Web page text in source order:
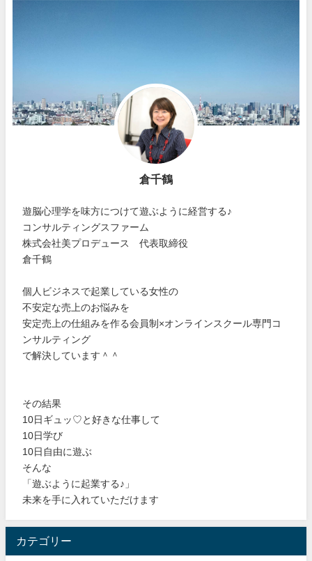
倉千鶴
遊脳心理学を味方につけて遊ぶように経営する♪
コンサルティングスファーム
株式会社美プロデュース 代表取締役
倉千鶴
個人ビジネスで起業している女性の
不安定な売上のお悩みを
安定売上の仕組みを作る会員制×オンラインスクール専門コ
ンサルティング
で解決しています＾＾
その結果
10日ギュッ♡と好きな仕事して
10日学び
10日自由に遊ぶ
そんな
「遊ぶように起業する♪」
未来を手に入れていただけます
カテゴリー